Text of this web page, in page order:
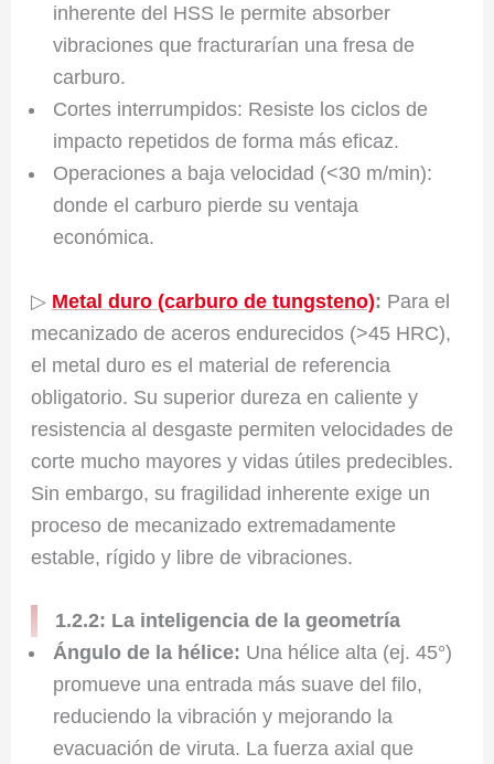
inherente del HSS le permite absorber
vibraciones que fracturarían una fresa de
carburo.
Cortes interrumpidos: Resiste los ciclos de
impacto repetidos de forma más eficaz.
Operaciones a baja velocidad (<30 m/min):
donde el carburo pierde su ventaja
económica.
▷ Metal duro (carburo de tungsteno): Para el
mecanizado de aceros endurecidos (>45 HRC),
el metal duro es el material de referencia
obligatorio. Su superior dureza en caliente y
resistencia al desgaste permiten velocidades de
corte mucho mayores y vidas útiles predecibles.
Sin embargo, su fragilidad inherente exige un
proceso de mecanizado extremadamente
estable, rígido y libre de vibraciones.
1.2.2: La inteligencia de la geometría
Ángulo de la hélice: Una hélice alta (ej. 45°)
promueve una entrada más suave del filo,
reduciendo la vibración y mejorando la
evacuación de viruta. La fuerza axial que